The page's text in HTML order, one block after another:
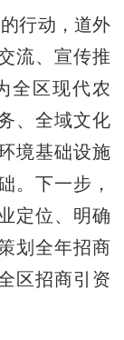
行动，道外
流、宣传推
全区现代农
、全域文化
境基础设施
。下一步，
定位、明确
划全年招商
区招商引资